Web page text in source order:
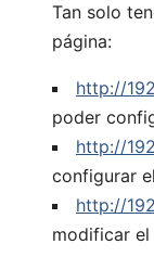
Tan solo
página:
http://
poder
http://
configurar
http://
modificar el